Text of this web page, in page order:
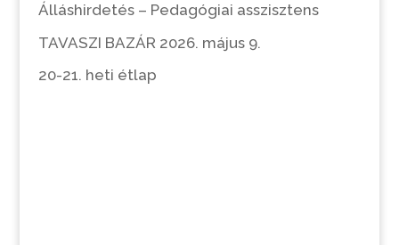
Álláshirdetés – Pedagógiai asszisztens
TAVASZI BAZÁR 2026. május 9.
20-21. heti étlap